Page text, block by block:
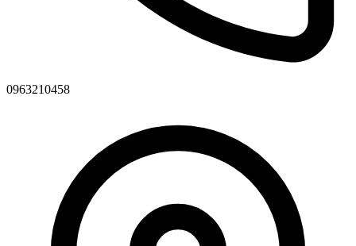
0963210458